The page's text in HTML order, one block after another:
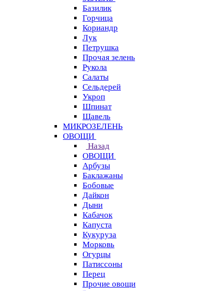
Базилик
Горчица
Кориандр
Лук
Петрушка
Прочая зелень
Рукола
Салаты
Сельдерей
Укроп
Шпинат
Щавель
МИКРОЗЕЛЕНЬ
ОВОЩИ
Назад
ОВОЩИ
Арбузы
Баклажаны
Бобовые
Дайкон
Дыни
Кабачок
Капуста
Кукуруза
Морковь
Огурцы
Патиссоны
Перец
Прочие овощи